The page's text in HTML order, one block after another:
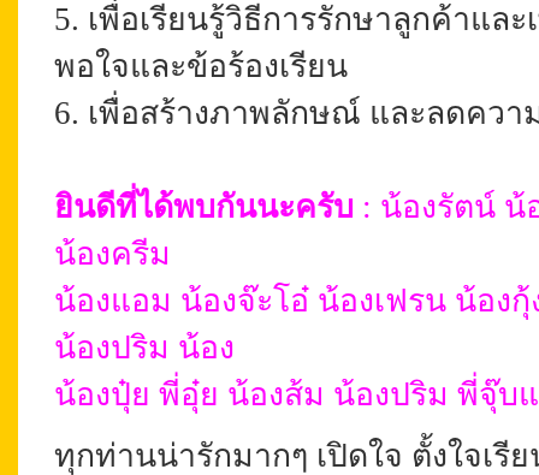
5. เพื่อเรียนรู้วิธีการรักษาลูกค้าแ
พอใจและข้อร้องเรียน
6. เพื่อสร้างภาพลักษณ์ และลดควา
ยินดีที่ได้พบกันนะครับ : น้องรัตน์ น้
น้องครีม
น้องแอม น้องจ๊ะโอ๋ น้องเฟรน น้องกุ้
น้องปริม น้อง
น้องปุ๋ย พี่อุ๋ย น้องส้ม น้องปริม พี่จุ๊บ
ทุกท่านน่ารักมากๆ เปิดใจ ตั้งใจเรี